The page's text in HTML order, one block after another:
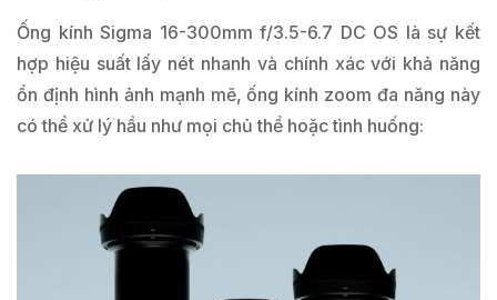
Ống kính Sigma 16-300mm f/3.5-6.7 DC OS là sự kết
hợp hiệu suất lấy nét nhanh và chính xác với khả năng
ổn định hình ảnh mạnh mẽ, ống kính zoom đa năng này
có thể xử lý hầu như mọi chủ thể hoặc tình huống: